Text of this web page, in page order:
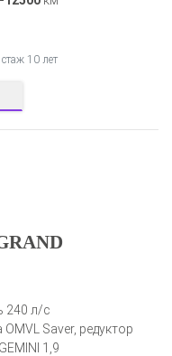
10 лет
240 л/с
Saver, редуктор
1,9